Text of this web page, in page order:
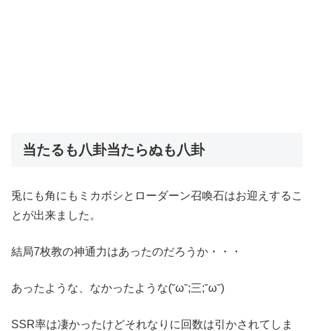
当たるも八卦当たらぬも八卦
兎にも角にもミカボシとローダーン召喚石はお迎えするこ
とが出来ました。
結局7枚教の神通力はあったのだろうか・・・
あったような、なかったような(˘ω˘;三;˘ω˘)
SSR率は凄かったけどそれなりに回数は引かされてしま